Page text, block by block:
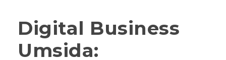
Digital Business
Umsida: